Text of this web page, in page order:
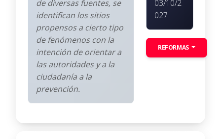
de diversas fuentes, se
identifican los sitios
propensos a cierto tipo
de fenómenos con la
intención de orientar a
las autoridades y a la
ciudadanía a la
prevención.
03/10/2
027
REFORMAS